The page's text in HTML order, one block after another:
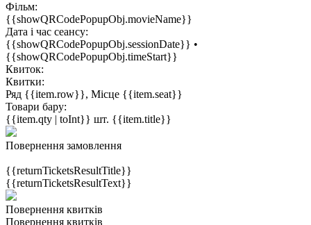
Фільм:
{{showQRCodePopupObj.movieName}}
Дата і час сеансу:
{{showQRCodePopupObj.sessionDate}} •
{{showQRCodePopupObj.timeStart}}
Квиток:
Квитки:
Ряд {{item.row}}, Місце {{item.seat}}
Товари бару:
{{item.qty | toInt}} шт. {{item.title}}
Повернення замовлення
{{returnTicketsResultTitle}}
{{returnTicketsResultText}}
Повернення квитків
Повернення квитків